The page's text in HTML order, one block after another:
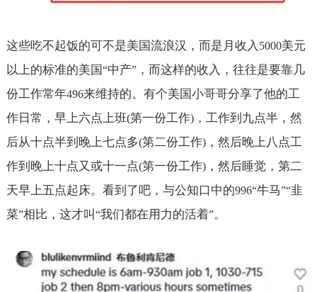
这些吃不起饭的可不是美国流浪汉，而是月收入 5000美元
以上的标准的美国“中产”，而这样的收入，往往是要靠几
份工作常年496来维持的。有个美国小哥哥分享了他的工
作日常，早上六点上班(第一份工作)，工作到九点半，然
后从十点半到晚上七点多(第二份工作)，然后晚上八点工
作到晚上十点又或十一点(第一份工作)，然后睡觉，第二
天早上五点起床。看到了吧，与公知口中的996“牛马”“韭
菜”相比，这才叫“我们都在用力的活着”。